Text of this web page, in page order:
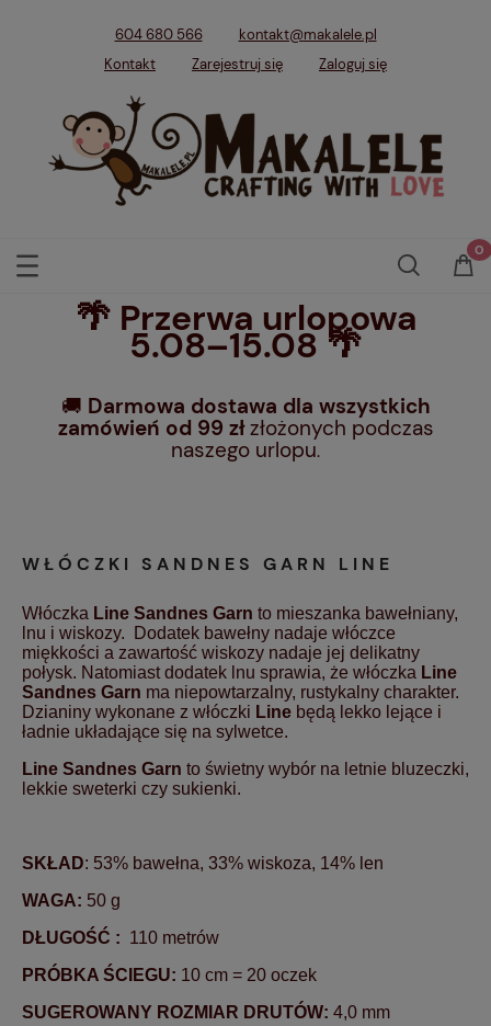
604 680 566
kontakt@makalele.pl
Kontakt
Zarejestruj się Zaloguj się
🌴 Przerwa urlopowa
5.08–15.08 🌴
🚚 Darmowa dostawa dla wszystkich
zamówień od 99 złzłożonych podczas
naszego urlopu.
WŁÓCZKI SANDNES GARN LINE
Włóczka Line Sandnes Garn to mieszanka bawełniany,
lnu i wiskozy. Dodatek bawełny nadaje włóczce
miękkości a zawartość wiskozy nadaje jej delikatny
połysk. Natomiast dodatek lnu sprawia, że włóczka Line
Sandnes Garn ma niepowtarzalny, rustykalny charakter.
Dzianiny wykonane z włóczki Line będą lekko lejące i
ładnie układające się na sylwetce.
Line Sandnes Garn to świetny wybór na letnie bluzeczki,
lekkie sweterki czy sukienki.
SKŁAD: 53% bawełna, 33% wiskoza, 14% len
WAGA: 50 g
DŁUGOŚĆ : 110 metrów
PRÓBKA ŚCIEGU: 10 cm = 20 oczek
SUGEROWANY ROZMIAR DRUTÓW: 4,0 mm